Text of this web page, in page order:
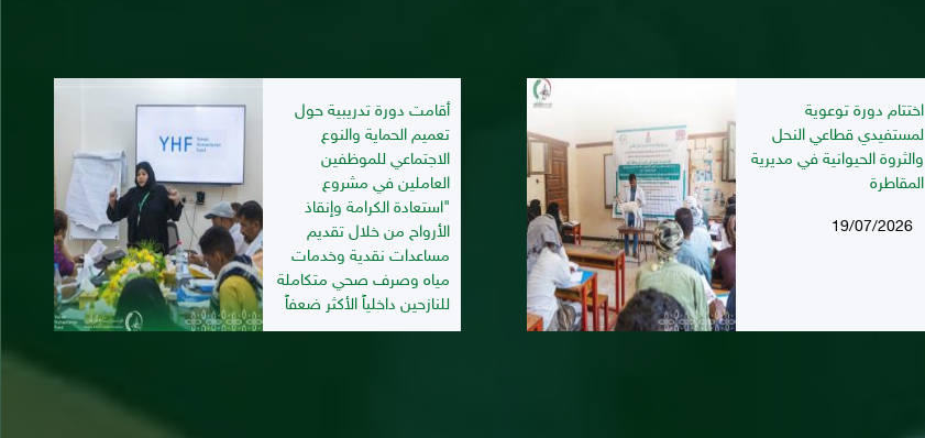
اختتام دورة توعوية
لمستفيدي قطاعي النحل
والثروة الحيوانية في مديرية
المقاطرة
19/07/2026
أقامت دورة تدريبية حول
تعميم الحماية والنوع
الاجتماعي للموظفين
العاملين في مشروع
"استعادة الكرامة وإنقاذ
الأرواح من خلال تقديم
مساعدات نقدية وخدمات
مياه وصرف صحي متكاملة
للنازحين داخلياً الأكثر ضعفاً